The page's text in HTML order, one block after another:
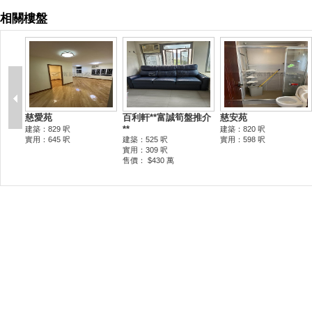
相關樓盤
慈愛苑
建築：829 呎
實用：645 呎
百利軒**富誠筍盤推介
**
建築：525 呎
實用：309 呎
售價： $430 萬
慈安苑
建築：820 呎
實用：598 呎